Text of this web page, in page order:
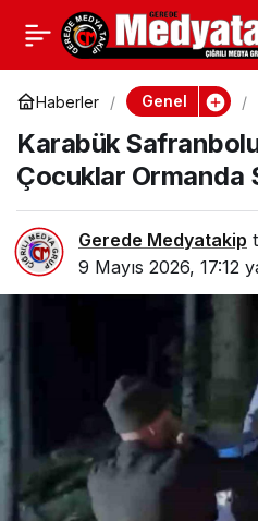
Haberler Genel
Karabük
Çocuklar Ormanda
Gerede Medyatakip
9 Mayıs 2026, 17:12
Ankara Beypazarı’nda
Tır Devrildi: Bir Kişi Ağır
Yaralandı